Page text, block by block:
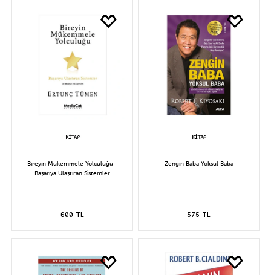
Bireyin Mükemmele Yolculuğu -
Başarıya Ulaştıran Sistemler
600 TL
Zengin Baba Yoksul Baba
575 TL